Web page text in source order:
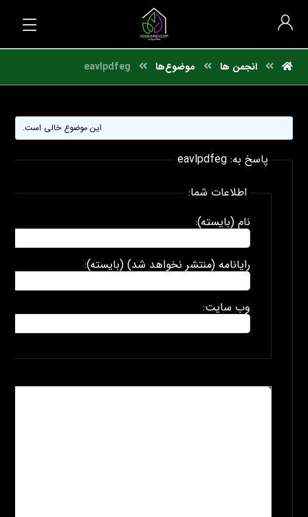
انجمن ها موضوع‌ها eavlpdfeg
این موضوع خالی است.
پاسخ به: eavlpdfeg
اطلاعات شما:
نام (بایسته):
رایانامه (منتشر نخواهد شد) (بایسته):
وب سایت: